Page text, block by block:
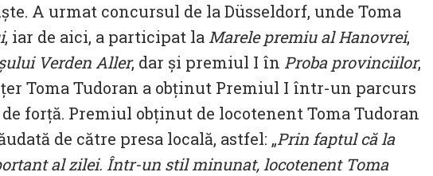
A urmat concursul de la Düsseldorf, unde Toma
, iar de aici, a participat la Marele premiu al Hanovrei,
Verden Aller, dar și premiul I în Proba provinciilor,
Toma Tudoran a obținut Premiul I într-un parcurs
forță. Premiul obținut de locotenent Toma Tudoran
de către presa locală, astfel: „Prin faptul că la
al zilei. Într-un stil minunat, locotenent Toma